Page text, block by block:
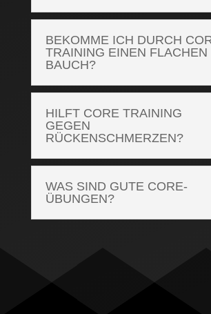
BEKOMME ICH DURCH
TRAINING EINEN FLACHEN
BAUCH?
HILFT CORE TRAINING
GEGEN
RÜCKENSCHMERZEN?
WAS SIND GUTE CORE-
ÜBUNGEN?